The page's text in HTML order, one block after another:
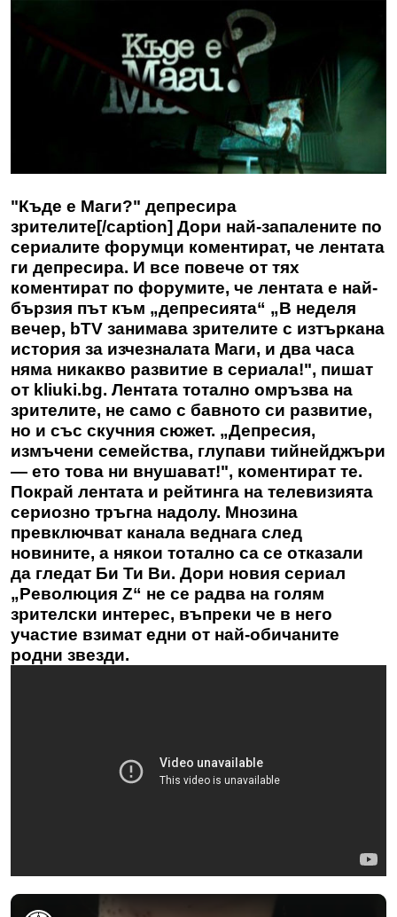
"Къде е Маги?" депресира
зрителите[/caption] Дори най-запалените по
сериалите форумци коментират, че лентата
ги депресира. И все повече от тях
коментират по форумите, че лентата е най-
бързия път към „депресията“ „В неделя
вечер, bTV занимава зрителите с изтъркана
история за изчезналата Маги, и два часа
няма никакво развитие в сериала!", пишат
от kliuki.bg. Лентата тотално омръзва на
зрителите, не само с бавното си развитие,
но и със скучния сюжет. „Депресия,
измъчени семейства, глупави тийнейджъри
— ето това ни внушават!", коментират те.
Покрай лентата и рейтинга на телевизията
сериозно тръгна надолу. Мнозина
превключват канала веднага след
новините, а някои тотално са се отказали
да гледат Би Ти Ви. Дори новия сериал
„Революция Z“ не се радва на голям
зрителски интерес, въпреки че в него
участие взимат едни от най-обичаните
родни звезди.